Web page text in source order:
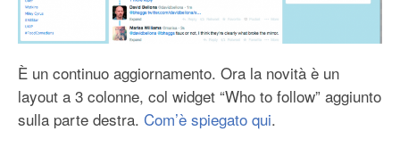
È un continuo aggiornamento. Ora la novità è un
layout a 3 colonne, col widget “Who to follow” aggiunto
sulla parte destra. Com’è spiegato qui.